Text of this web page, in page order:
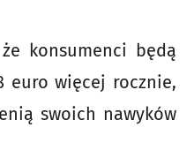
konsumenci będą
euro więcej rocznie,
swoich nawyków